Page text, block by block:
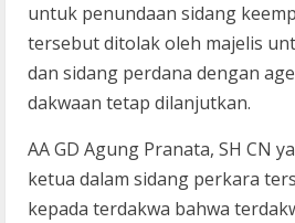
untuk penundaan sidang
tersebut ditolak oleh majelis
dan sidang perdana dengan
dakwaan tetap dilanjutkan.
AA GD Agung Pranata, SH CN
ketua dalam sidang perkara
kepada terdakwa bahwa